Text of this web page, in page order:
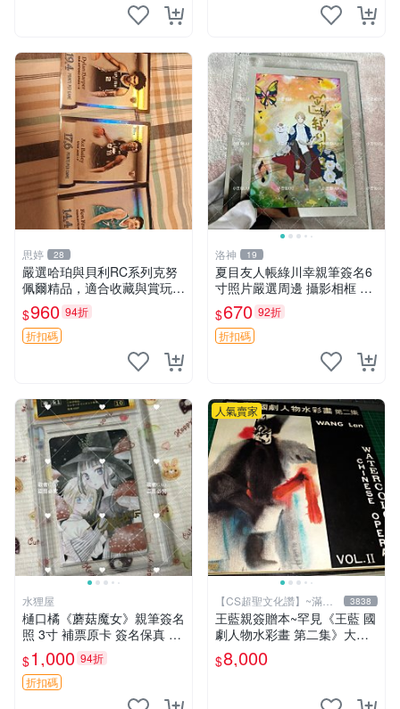
思婷 28
嚴選哈珀與貝利RC系列克努
佩爾精品，適合收藏與賞玩 R
C 玩具 陶瓷
$960 94折
折扣碼
洛神 19
夏目友人帳綠川幸親筆簽名6
寸照片嚴選周邊 攝影相框 網
路認證 夏目友人帳收藏 簽名
照 6寸
$670 92折
折扣碼
水狸屋
樋口橘《蘑菇魔女》親筆簽名
照 3寸 補票原卡 簽名保真 收
藏推薦 蘑菇魔女 樋口橘 照片
$1,000 94折
折扣碼
人氣賣家
【CS超聖文化讚】~滿千
元送運
3838
王藍親簽贈本~罕見《王藍 國
劇人物水彩畫 第二集》大本
【 CS超聖文化讚】
$8,000